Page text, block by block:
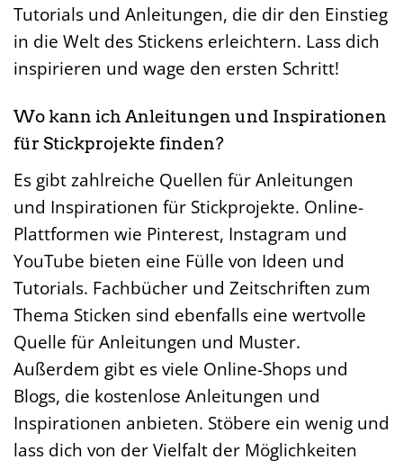
Tutorials und Anleitungen, die dir den Einstieg
in die Welt des Stickens erleichtern. Lass dich
inspirieren und wage den ersten Schritt!
Wo kann ich Anleitungen und Inspirationen
für Stickprojekte finden?
Es gibt zahlreiche Quellen für Anleitungen
und Inspirationen für Stickprojekte. Online-
Plattformen wie Pinterest, Instagram und
YouTube bieten eine Fülle von Ideen und
Tutorials. Fachbücher und Zeitschriften zum
Thema Sticken sind ebenfalls eine wertvolle
Quelle für Anleitungen und Muster.
Außerdem gibt es viele Online-Shops und
Blogs, die kostenlose Anleitungen und
Inspirationen anbieten. Stöbere ein wenig und
lass dich von der Vielfalt der Möglichkeiten